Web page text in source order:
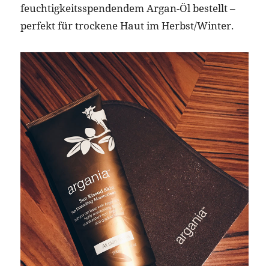
feuchtigkeitsspendendem Argan-Öl bestellt –
perfekt für trockene Haut im Herbst/Winter.